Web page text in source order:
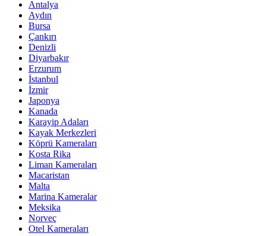
Antalya
Aydın
Bursa
Çankırı
Denizli
Diyarbakır
Erzurum
İstanbul
İzmir
Japonya
Kanada
Karayip Adaları
Kayak Merkezleri
Köprü Kameraları
Kosta Rika
Liman Kameraları
Macaristan
Malta
Marina Kameralar
Meksika
Norveç
Otel Kameraları